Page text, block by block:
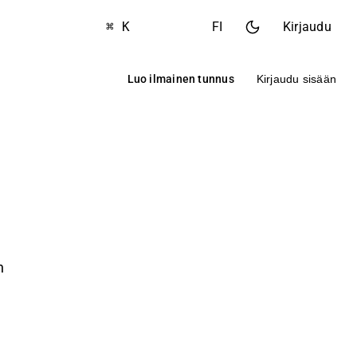
⌘ K FI Kirjaudu
Luo ilmainen tunnus Kirjaudu sisään